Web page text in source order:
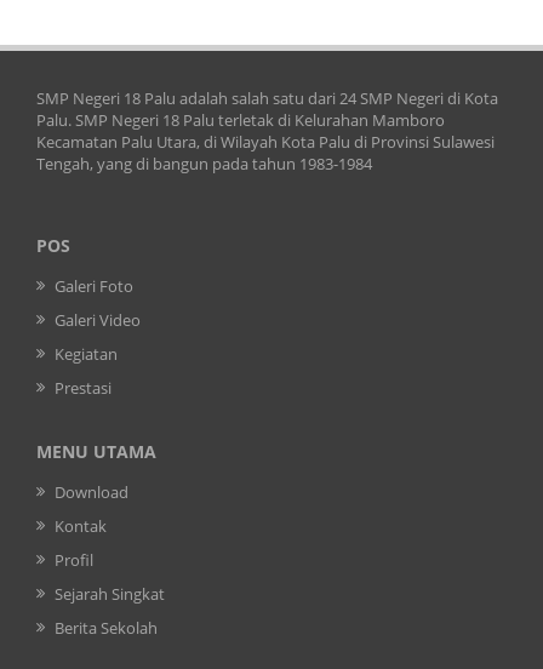
SMP Negeri 18 Palu adalah salah satu dari 24 SMP Negeri di Kota
Palu. SMP Negeri 18 Palu terletak di Kelurahan Mamboro
Kecamatan Palu Utara, di Wilayah Kota Palu di Provinsi Sulawesi
Tengah, yang di bangun pada tahun 1983-1984
POS
Galeri Foto
Galeri Video
Kegiatan
Prestasi
MENU UTAMA
Download
Kontak
Profil
Sejarah Singkat
Berita Sekolah